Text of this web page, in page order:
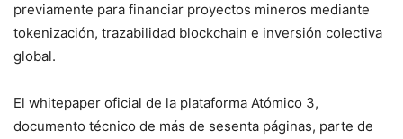
previamente para financiar proyectos mineros mediante
tokenización, trazabilidad blockchain e inversión colectiva
global.
El whitepaper oficial de la plataforma Atómico 3,
documento técnico de más de sesenta páginas, parte de